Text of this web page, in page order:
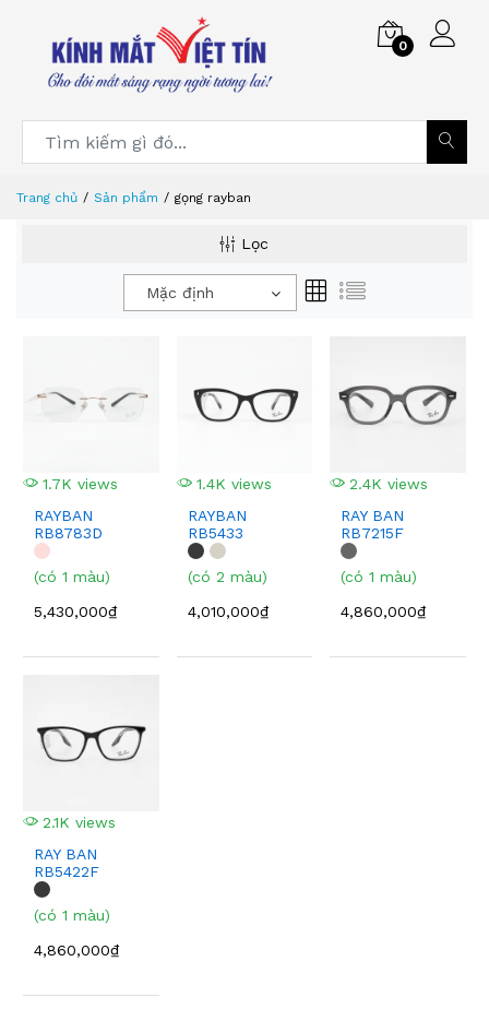
0
Trang chủ Sản phẩm gọng rayban
Lọc
Mặc định
1.7K views
RAYBAN
RB8783D
(có 1 màu)
5,430,000₫
1.4K views
RAYBAN
RB5433
(có 2 màu)
4,010,000₫
2.4K views
RAY BAN
RB7215F
(có 1 màu)
4,860,000₫
2.1K views
RAY BAN
RB5422F
(có 1 màu)
4,860,000₫